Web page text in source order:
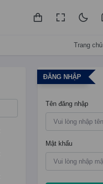
Trang chủ
ĐĂNG NHẬP
Tên đăng nhập
Mật khẩu